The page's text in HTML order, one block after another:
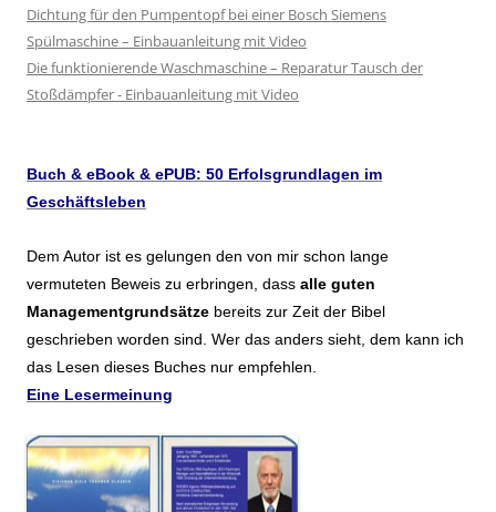
Dichtung für den Pumpentopf bei einer Bosch Siemens
Spülmaschine – Einbauanleitung mit Video
Die funktionierende Waschmaschine – Reparatur Tausch der
Stoßdämpfer - Einbauanleitung mit Video
Buch & eBook & ePUB: 50 Erfolsgrundlagen im
Geschäftsleben
Dem Autor ist es gelungen den von mir schon lange
vermuteten Beweis zu erbringen, dass alle guten
Managementgrundsätze bereits zur Zeit der Bibel
geschrieben worden sind. Wer das anders sieht, dem kann ich
das Lesen dieses Buches nur empfehlen.
Eine Lesermeinung